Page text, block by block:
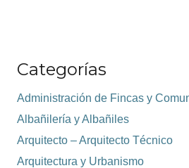
Categorías
Administración de Fincas y
Albañilería y Albañiles
Arquitecto – Arquitecto Técnico
Arquitectura y Urbanismo